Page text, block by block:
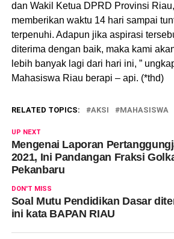
dan Wakil Ketua DPRD Provinsi
memberikan waktu 14 hari sampai
terpenuhi. Adapun jika aspirasi
diterima dengan baik, maka kami
lebih banyak lagi dari hari ini, ”
Mahasiswa Riau berapi – api. (*thd)
RELATED TOPICS: AKSI MAHASISWA
UP NEXT
Mengenai Laporan
2021, Ini Pandangan Fraksi
Pekanbaru
DON'T MISS
Soal Mutu Pendidikan Dasar
ini kata BAPAN RIAU